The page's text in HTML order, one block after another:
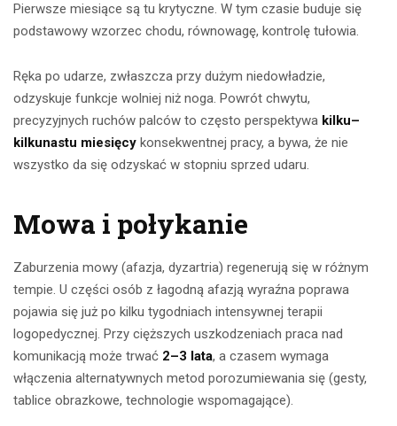
Pierwsze miesiące są tu krytyczne. W tym czasie buduje się
podstawowy wzorzec chodu, równowagę, kontrolę tułowia.
Ręka po udarze, zwłaszcza przy dużym niedowładzie,
odzyskuje funkcje wolniej niż noga. Powrót chwytu,
precyzyjnych ruchów palców to często perspektywa kilku–
kilkunastu miesięcy konsekwentnej pracy, a bywa, że nie
wszystko da się odzyskać w stopniu sprzed udaru.
Mowa i połykanie
Zaburzenia mowy (afazja, dyzartria) regenerują się w różnym
tempie. U części osób z łagodną afazją wyraźna poprawa
pojawia się już po kilku tygodniach intensywnej terapii
logopedycznej. Przy cięższych uszkodzeniach praca nad
komunikacją może trwać 2–3 lata, a czasem wymaga
włączenia alternatywnych metod porozumiewania się (gesty,
tablice obrazkowe, technologie wspomagające).